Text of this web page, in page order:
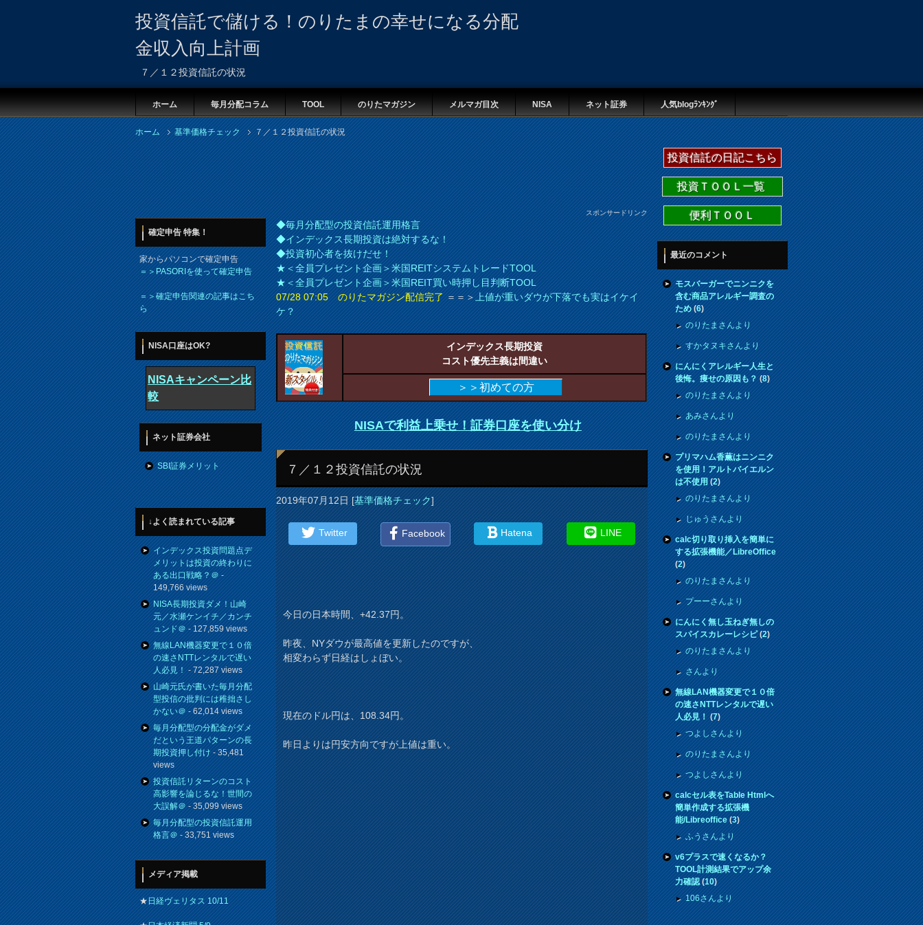
投資信託で儲ける！のりたまの幸せになる分配
金収入向上計画
７／１２投資信託の状況
ホーム 毎月分配コラム TOOL のりたマガジン メルマガ目次 NISA ネット証券 人気blogﾗﾝｷﾝｸﾞ
ホーム 基準価格チェック ７／１２投資信託の状況
スポンサードリンク
◆毎月分配型の投資信託運用格言
◆インデックス長期投資は絶対するな！
◆投資初心者を抜けだせ！
★＜全員プレゼント企画＞米国REITシステムトレードTOOL
★＜全員プレゼント企画＞米国REIT買い時押し目判断TOOL
07/28 07:05 のりたマガジン配信完了＝＝＞上値が重いダウが下落でも実はイケイ
ケ？
インデックス長期投資
コスト優先主義は間違い
＞＞初めての方
NISAで利益上乗せ！証券口座を使い分け
７／１２投資信託の状況
2019年07月12日[基準価格チェック]
Twitter Facebook Hatena LINE
今日の日本時間、+42.37円。
昨夜、NYダウが最高値を更新したのですが、
相変わらず日経はしょぼい。
現在のドル円は、108.34円。
昨日よりは円安方向ですが上値は重い。
確定申告 特集！
家からパソコンで確定申告
＝＞PASORIを使って確定申告
＝＞確定申告関連の記事はこち
ら
NISA口座はOK?
NISAキャンペーン比
較
ネット証券会社
SBI証券メリット
↓よく読まれている記事
インデックス投資問題点デ
メリットは投資の終わりに
ある出口戦略？＠-
149,766 views
NISA長期投資ダメ！山崎
元／水瀬ケンイチ／カンチ
ュンド＠- 127,859 views
無線LAN機器変更で１０倍
の速さNTTレンタルで遅い
人必見！- 72,287 views
山崎元氏が書いた毎月分配
型投信の批判には稚拙さし
かない＠- 62,014 views
毎月分配型の分配金がダメ
だという王道パターンの長
期投資押し付け- 35,481
views
投資信託リターンのコスト
高影響を論じるな！世間の
大誤解＠- 35,099 views
毎月分配型の投資信託運用
格言＠- 33,751 views
メディア掲載
★日経ヴェリタス 10/11
投資信託の日記こちら
投資ＴＯＯＬ一覧
便利ＴＯＯＬ
最近のコメント
モスバーガーでニンニクを
含む商品アレルギー調査の
ため(6)
のりたまさんより
すかタヌキさんより
にんにくアレルギー人生と
後悔。痩せの原因も？(8)
のりたまさんより
あみさんより
のりたまさんより
プリマハム香薫はニンニク
を使用！アルトバイエルン
は不使用(2)
のりたまさんより
じゅうさんより
calc切り取り挿入を簡単に
する拡張機能／LibreOffice
(2)
のりたまさんより
プーーさんより
にんにく無し玉ねぎ無しの
スパイスカレーレシピ(2)
のりたまさんより
さんより
無線LAN機器変更で１０倍
の速さNTTレンタルで遅い
人必見！(7)
つよしさんより
のりたまさんより
つよしさんより
calcセル表をTable Htmlへ
簡単作成する拡張機
能/Libreoffice(3)
ふうさんより
v6プラスで速くなるか？
TOOL計測結果でアップ余
力確認(10)
106さんより